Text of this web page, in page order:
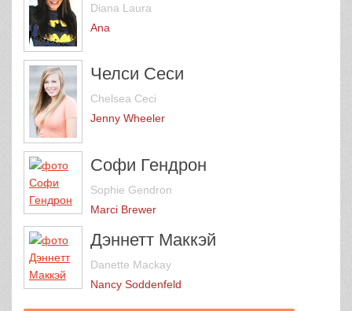
Diana Laura
Ana
Челси Сеси
Chelsea Ceci
Jenny Wheeler
Софи Гендрон
Sophie Gendron
Marci Brewer
Дэннетт Маккэй
Danette Mackay
Nancy Soddenfeld